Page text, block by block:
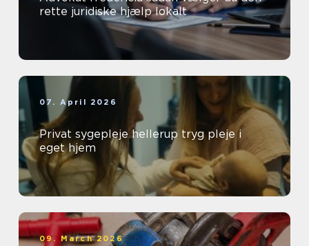
rette juridiske hjælp lokalt
07. April 2026
Privat sygepleje hellerup tryg pleje i
eget hjem
09. March 2026